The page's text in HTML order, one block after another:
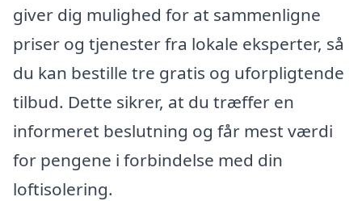
giver dig mulighed for at sammenligne
priser og tjenester fra lokale eksperter, så
du kan bestille tre gratis og uforpligtende
tilbud. Dette sikrer, at du træffer en
informeret beslutning og får mest værdi
for pengene i forbindelse med din
loftisolering.